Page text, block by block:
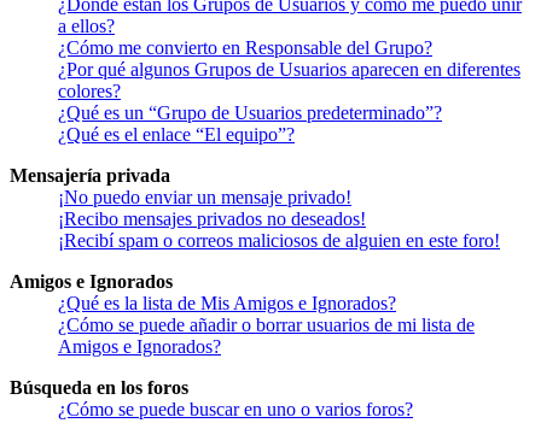
¿Donde están los Grupos de Usuarios y como me puedo unir
a ellos?
¿Cómo me convierto en Responsable del Grupo?
¿Por qué algunos Grupos de Usuarios aparecen en diferentes
colores?
¿Qué es un “Grupo de Usuarios predeterminado”?
¿Qué es el enlace “El equipo”?
Mensajería privada
¡No puedo enviar un mensaje privado!
¡Recibo mensajes privados no deseados!
¡Recibí spam o correos maliciosos de alguien en este foro!
Amigos e Ignorados
¿Qué es la lista de Mis Amigos e Ignorados?
¿Cómo se puede añadir o borrar usuarios de mi lista de
Amigos e Ignorados?
Búsqueda en los foros
¿Cómo se puede buscar en uno o varios foros?